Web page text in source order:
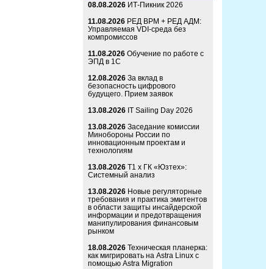
08.08.2026 ИТ-Пикник 2026
11.08.2026 РЕД ВРМ + РЕД АДМ:
Управляемая VDI-среда без
компромиссов
11.08.2026 Обучение по работе с
ЭПД в 1С
12.08.2026 За вклад в
безопасность цифрового
будущего. Прием заявок
13.08.2026 IT Sailing Day 2026
13.08.2026 Заседание комиссии
Минобороны России по
инновационным проектам и
технологиям
13.08.2026 Т1 x ГК «Юзтех»:
Системный анализ
13.08.2026 Новые регуляторные
требования и практика эмитентов
в области защиты инсайдерской
информации и предотвращения
манипулирования финансовым
рынком
18.08.2026 Техническая планерка:
как мигрировать на Astra Linux с
помощью Astra Migration